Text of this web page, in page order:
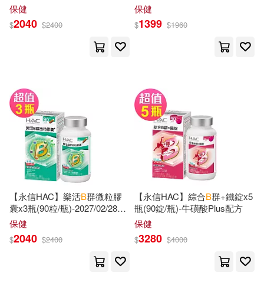
B. E.(207)
Books(206)
Music Quotes(205)
Emerson(204) Phillips(204)
Mark B.(202) Rogers(202)
Gary B./ Cashman(201)
行政院僑務委員會(84)
Random House(82)
Charles C Thomas Pub Ltd(81)
Carolina Academic Pr(79)
上海譯文出版社(79)
Harpercollins(78) Mit Pr(78)
保健
$2040 $2400
保健
$1399 $1960
【永信HAC】樂活B群微粒膠
囊x3瓶(90粒/瓶)-2027/02/28到
期
保健
$2040 $2400
【永信HAC】綜合B群+鐵錠x5
瓶(90錠/瓶)-牛磺酸Plus配方
保健
$3280 $4000